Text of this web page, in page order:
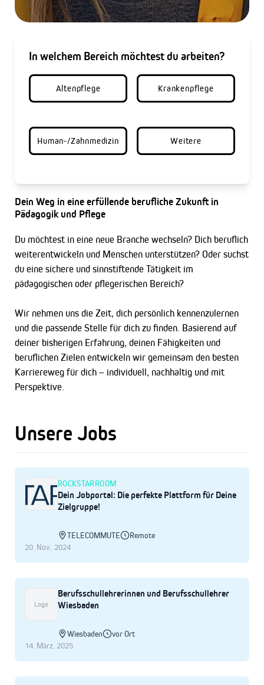
In welchem Bereich möchtest du arbeiten?
Altenpflege Krankenpflege
Human-/Zahnmedizin Weitere
Dein Weg in eine erfüllende berufliche Zukunft in
Pädagogik und Pflege
Du möchtest in eine neue Branche wechseln? Dich beruflich
weiterentwickeln und Menschen unterstützen? Oder suchst
du eine sichere und sinnstiftende Tätigkeit im
pädagogischen oder pflegerischen Bereich?
Wir nehmen uns die Zeit, dich persönlich kennenzulernen
und die passende Stelle für dich zu finden. Basierend auf
deiner bisherigen Erfahrung, deinen Fähigkeiten und
beruflichen Zielen entwickeln wir gemeinsam den besten
Karriereweg für dich – individuell, nachhaltig und mit
Perspektive.
Unsere Jobs
ROCKSTARROOM
Dein Jobportal: Die perfekte Plattform für Deine
Zielgruppe!
TELECOMMUTE
Remote
20. Nov.. 2024
Logo
Berufsschullehrerinnen und Berufsschullehrer
Wiesbaden
Wiesbaden
vor Ort
14. März. 2025